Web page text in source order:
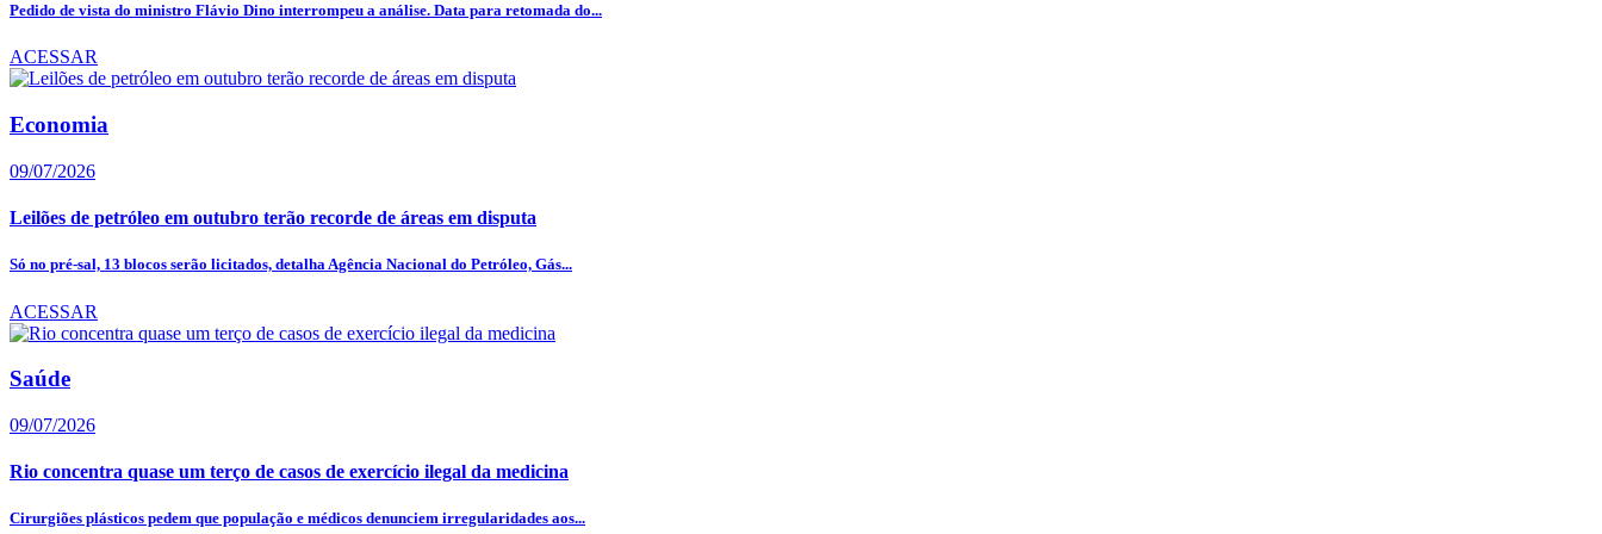
Pedido de vista do ministro Flávio Dino interrompeu a análise. Data para retomada do...
ACESSAR
Economia
09/07/2026
Leilões de petróleo em outubro terão recorde de áreas em disputa
Só no pré-sal, 13 blocos serão licitados, detalha Agência Nacional do Petróleo, Gás...
ACESSAR
Saúde
09/07/2026
Rio concentra quase um terço de casos de exercício ilegal da medicina
Cirurgiões plásticos pedem que população e médicos denunciem irregularidades aos...